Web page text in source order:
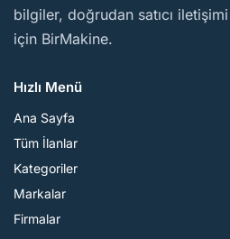
bilgiler, doğrudan satıcı
için BirMakine.
Hızlı Menü
Ana Sayfa
Tüm İlanlar
Kategoriler
Markalar
Firmalar